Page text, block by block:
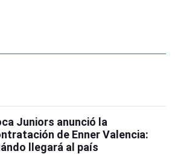
Juniors anunció la
de Enner Valencia:
llegará al país